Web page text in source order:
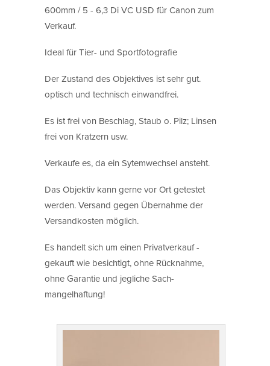
600mm / 5 - 6,3 Di VC USD für Canon zum
Verkauf.
Ideal für Tier- und Sportfotografie
Der Zustand des Objektives ist sehr gut.
optisch und technisch einwandfrei.
Es ist frei von Beschlag, Staub o. Pilz; Linsen
frei von Kratzern usw.
Verkaufe es, da ein Sytemwechsel ansteht.
Das Objektiv kann gerne vor Ort getestet
werden. Versand gegen Übernahme der
Versandkosten möglich.
Es handelt sich um einen Privatverkauf -
gekauft wie besichtigt, ohne Rücknahme,
ohne Garantie und jegliche Sach­
mangelhaftung!